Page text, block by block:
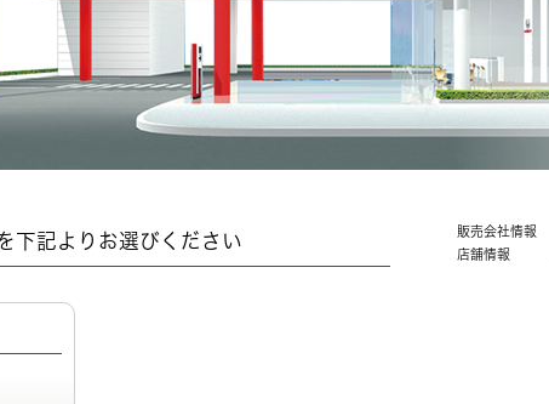
販売会社情報
店舗情報
下記よりお選びください